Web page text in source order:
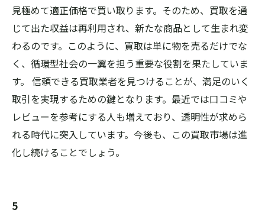
見極めて適正価格で買い取ります。そのため、買取を通
じて出た収益は再利用され、新たな商品として生まれ変
わるのです。このように、買取は単に物を売るだけでな
く、循環型社会の一翼を担う重要な役割を果たしていま
す。 信頼できる買取業者を見つけることが、満足のいく
取引を実現するための鍵となります。最近では口コミや
レビューを参考にする人も増えており、透明性が求めら
れる時代に突入しています。今後も、この買取市場は進
化し続けることでしょう。
5